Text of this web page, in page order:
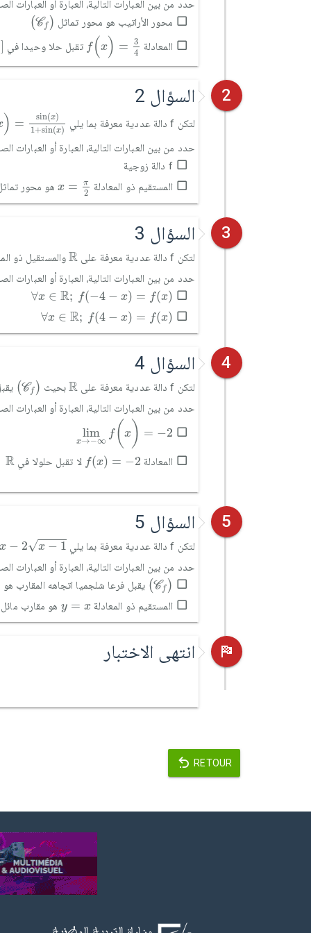
حدد من بين العبارات التالية، العبارة أو العبارات
محور الأراتيب هو محور تماثل (Cf )
(Cf )
المعادلة f(x) =
3
4
x =
تقبل حلا وحيدا في
2 السؤال 2
لتكن f دالة عددية معرفة بما يلي ) = sin(x)
1+sin(x)
= 1+sin
حدد من بين العبارات التالية، العبارة أو العبارات
f دالة زوجية
المستقيم ذو المعادلة x = π
2
2 هو محور
3 السؤال 3
لتكن f دالة عددية معرفة على R
ℝوالمستقيل ذو
حدد من بين العبارات التالية، العبارة أو العبارات
∀x ∈ R; f(−4 − x) = f(x)
∀ ∈ ℝ; -4 x)
)
∀x ∈ R; f(4 − x) = f(x)
∀ ∈ ℝ; 4-x x
4 السؤال 4
لتكن f دالة عددية معرفة على R
ℝبحيث (Cf )
(Cf )
حدد من بين العبارات التالية، العبارة أو العبارات
lim
x→−∞
f( x) = −2
x ∞ f( =-2
المعادلة f(x) = −2
f(x = لا تقبل حلولا في R
ℝ
5 السؤال 5
لتكن f دالة عددية معرفة بما يلي x − 2√x − 1
حدد من بين العبارات التالية، العبارة أو العبارات
(Cf )
(Cf)
يقبل فرعا شلجميا اتجاهه المقارب هو
المستقيم ذو المعادلة y = x
y=x هو مقارب
انتهى الاختبار
RETOUR